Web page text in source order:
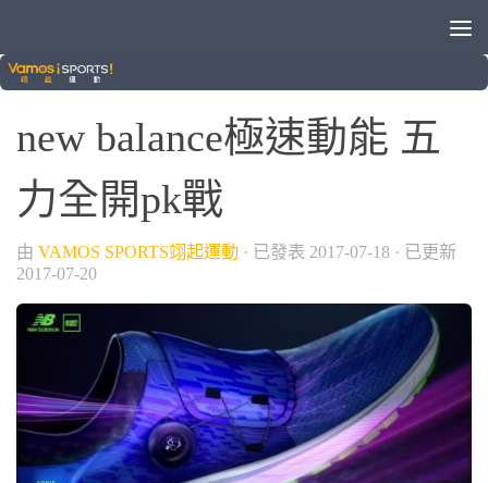
運動新玩翊
new balance極速動能 五
力全開pk戰
由 VAMOS SPORTS翊起運動 · 已發表 2017-07-18 · 已更新
2017-07-20